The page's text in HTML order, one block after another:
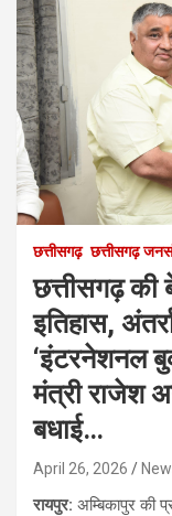
छत्तीसगढ़ छत्तीसगढ़
छत्तीसगढ़ की
इतिहास,
‘इंटरनेशनल
मंत्री राजेश
बधाई…
April 26, 2026
रायपुर: अम्बिकापुर की